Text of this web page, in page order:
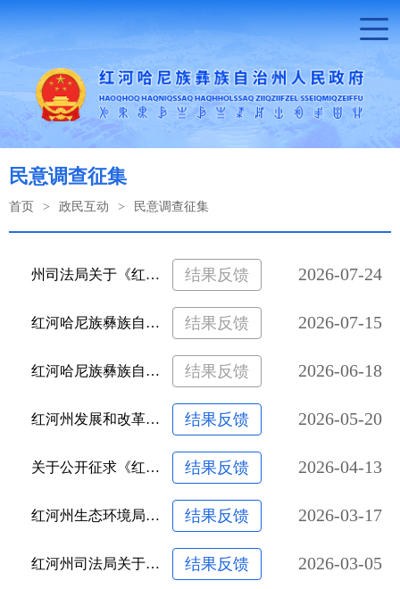
民意调查征集
首页 > 政民互动 > 民意调查征集
州司法局关于《红河哈尼梯田世界文化遗产保护条例（草案）（征求意见稿）》公开征求意见的公告 结果反馈 2026-07-24
红河哈尼族彝族自治州“十五五”城市更新与发展规划公众征求意见稿公告 结果反馈 2026-07-15
红河哈尼族彝族自治州“十五五”综合交通运输发展规划环境影响评价第一次信息公开 结果反馈 2026-06-18
红河州发展和改革委员会关于向社会公开征求《红河州加快推进南部振兴实施方案（2026—2030）（征求意见 ... 结果反馈 2026-05-20
关于公开征求《红河州小型生猪屠宰场点设置实施方案（征求意见稿）》意见的公告 结果反馈 2026-04-13
红河州生态环境局关于征求红河州2026年度企业环境信息依法披露名单的公告 结果反馈 2026-03-17
红河州司法局关于《废止〈云南省红河哈尼族彝族自治州民族教育条例〉的决定（草案）》公开征求意见的公告 结果反馈 2026-03-05